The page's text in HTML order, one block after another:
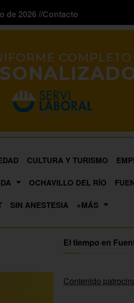
de 2026 //Contacto
CULTURA Y TURISMO
OCHAVILLO DEL RÍO
SIN ANESTESIA +MÁS
El tiempo en
Contenido